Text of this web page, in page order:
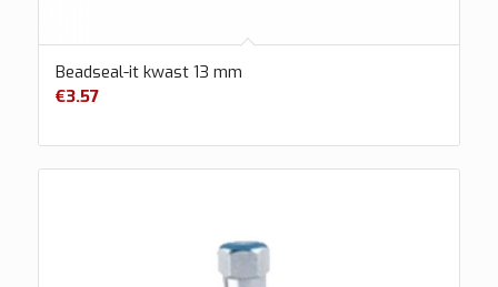
Beadseal-it kwast 13 mm
€3.57